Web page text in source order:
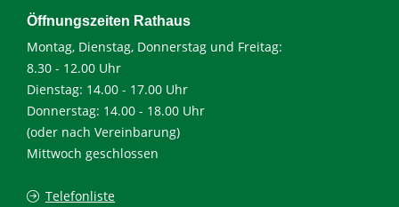
Öffnungszeiten Rathaus
Montag, Dienstag, Donnerstag und Freitag:
8.30 - 12.00 Uhr
Dienstag: 14.00 - 17.00 Uhr
Donnerstag: 14.00 - 18.00 Uhr
(oder nach Vereinbarung)
Mittwoch geschlossen
Telefonliste